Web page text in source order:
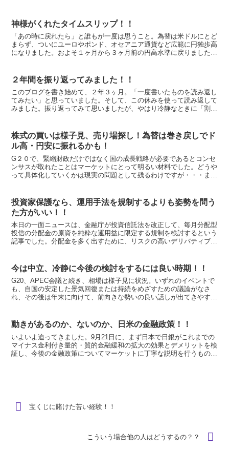
神様がくれたタイムスリップ！！
「あの時に戻れたら」と誰もが一度は思うこと。為替は米ドルにとど
まらず、ついにユーロやポンド、オセアニア通貨など広範に円独歩高
になりました。およそ１ヶ月から３ヶ月前の円高水準に戻りました。
２年間を振り返ってみました！！
このブログを書き始めて、２年３ヶ月。「一度書いたものを読み返し
てみたい」と思っていました。そして、この休みを使って読み返して
みました。振り返ってみて思いましたが、やはり冷静なときに「割高
株式の買いは様子見、売り場探し！為替は巻き戻しでド
ル高・円安に振れるかも！
G２０で、緊縮財政だけではなく国の成長戦略が必要であるとコンセ
ンサスが取れたことはマーケットにとって明るい材料でした。どうや
って具体化していくかは現実の問題として残るわけですが・・・また
投資家保護なら、運用手法を規制するよりも姿勢を問う
た方がいい！！
本日の一面ニュースは、金融庁が投資信託法を改正して、毎月分配型
投信の分配金の原資を純粋な運用益に限定する規制を検討するという
記事でした。分配金を多く出すために、リスクの高いデリバティブの
今は中立、冷静に今後の検討をするには良い時期！！
G20、APEC会議と続き、相場は様子見に状況。いずれのイベントで
も、自国の安定した景気回復または持続をめざすための議論がなさ
れ、その後は年末に向けて、前向きな勢いの良い話しが出てきやすい
動きがあるのか、ないのか、日米の金融政策！！
いよいよ迫ってきました。9月21日に、まず日本で日銀がこれまでの
マイナス金利付き量的・質的金融緩和の拡大の効果とデメリットを検
証し、今後の金融政策についてマーケットに丁寧な説明を行うものと
宝くじに賭けた苦い経験！！
こういう場合他の人はどうするの？？